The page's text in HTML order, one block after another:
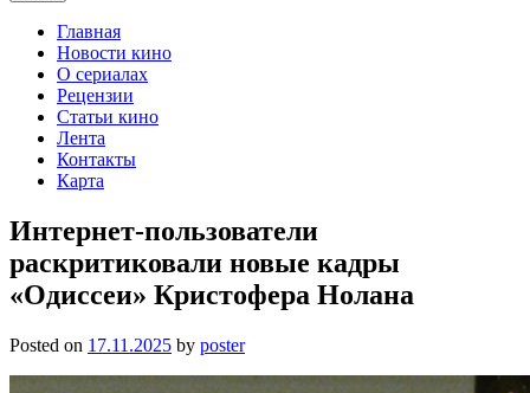
Главная
Новости кино
О сериалах
Рецензии
Статьи кино
Лента
Контакты
Карта
Интернет-пользователи
раскритиковали новые кадры
«Одиссеи» Кристофера Нолана
Posted on 17.11.2025 by poster